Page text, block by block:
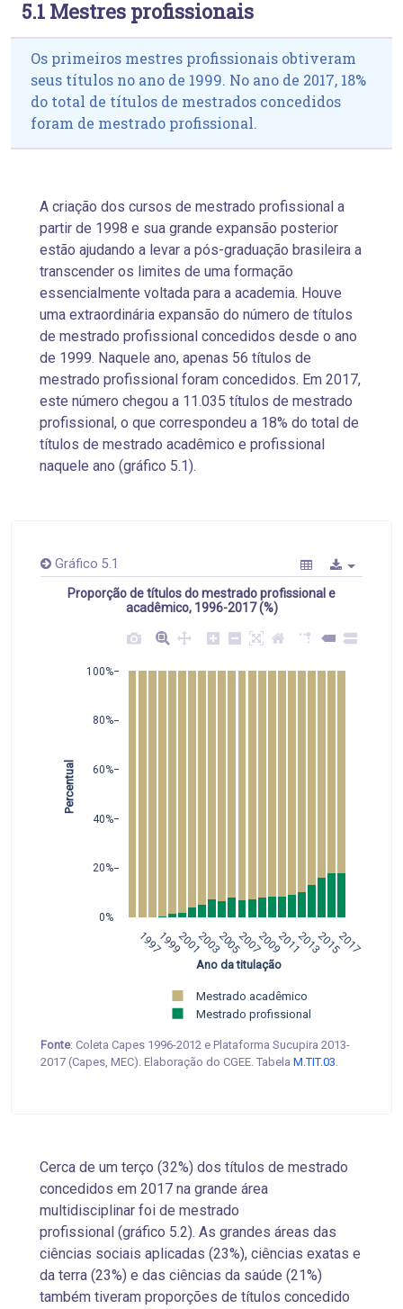
5.1 Mestres profissionais
Os primeiros mestres profissionais obtiveram
seus títulos no ano de 1999. No ano de 2017, 18%
do total de títulos de mestrados concedidos
foram de mestrado profissional.
A criação dos cursos de mestrado profissional a
partir de 1998 e sua grande expansão posterior
estão ajudando a levar a pós-graduação brasileira a
transcender os limites de uma formação
essencialmente voltada para a academia. Houve
uma extraordinária expansão do número de títulos
de mestrado profissional concedidos desde o ano
de 1999. Naquele ano, apenas 56 títulos de
mestrado profissional foram concedidos. Em 2017,
este número chegou a 11.035 títulos de mestrado
profissional, o que correspondeu a 18% do total de
títulos de mestrado acadêmico e profissional
naquele ano (gráfico 5.1).
Gráfico 5.1
Proporção de títulos do mestrado profissional e
acadêmico, 1996-2017 (%)
19971999200120032005200720092011201320152017
0%
20%
40%
60%
80%
100%
Mestrado acadêmico
Mestrado profissional
Ano da titulação
Percentual
Fonte: Coleta Capes 1996-2012 e Plataforma Sucupira 2013-
2017 (Capes, MEC). Elaboração do CGEE. Tabela M.TIT.03.
Cerca de um terço (32%) dos títulos de mestrado
concedidos em 2017 na grande área
multidisciplinar foi de mestrado
profissional (gráfico 5.2). As grandes áreas das
ciências sociais aplicadas (23%), ciências exatas e
da terra (23%) e das ciências da saúde (21%)
também tiveram proporções de títulos concedido